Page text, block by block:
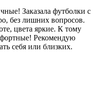
Заказала футболки с
без лишних вопросов.
цвета яркие. К тому
Рекомендую
себя или близких.